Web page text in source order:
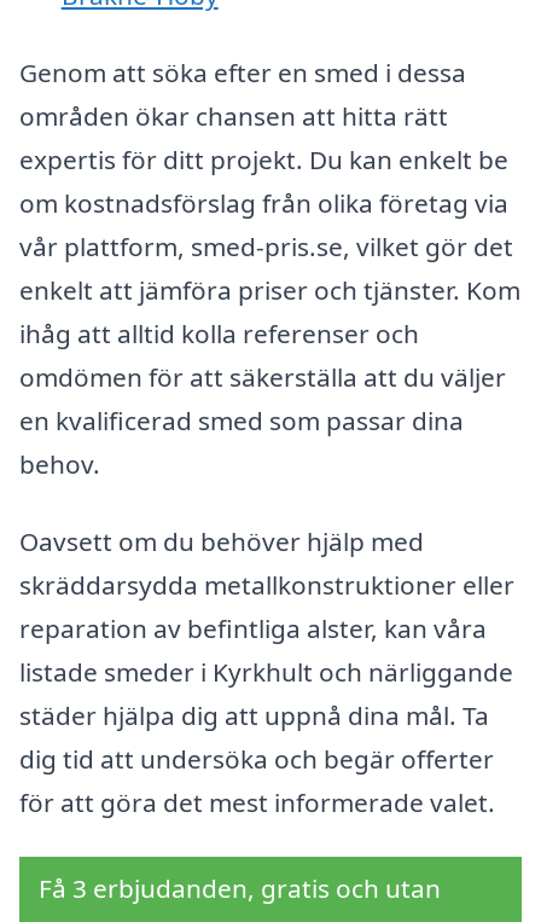
Genom att söka efter en smed i dessa
områden ökar chansen att hitta rätt
expertis för ditt projekt. Du kan enkelt be
om kostnadsförslag från olika företag via
vår plattform, smed-pris.se, vilket gör det
enkelt att jämföra priser och tjänster. Kom
ihåg att alltid kolla referenser och
omdömen för att säkerställa att du väljer
en kvalificerad smed som passar dina
behov.
Oavsett om du behöver hjälp med
skräddarsydda metallkonstruktioner eller
reparation av befintliga alster, kan våra
listade smeder i Kyrkhult och närliggande
städer hjälpa dig att uppnå dina mål. Ta
dig tid att undersöka och begär offerter
för att göra det mest informerade valet.
Få 3 erbjudanden, gratis och utan